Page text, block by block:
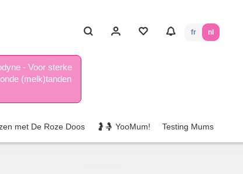
fr nl
- Voor sterke
(melk)tanden
met De Roze Doos 🤰🤱 YooMum! Testing Mums